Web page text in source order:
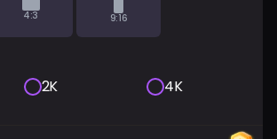
4:3 9:16
2K 4K